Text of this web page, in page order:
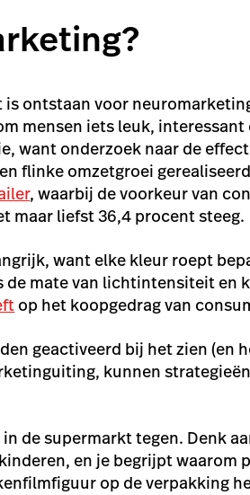
ontstaan voor
mensen iets leuk, interessant
want onderzoek naar de
flinke omzetgroei
, waarbij de voorkeur van
maar liefst 36,4 procent steeg.
want elke kleur roept
de mate van lichtintensiteit en
op het koopgedrag van
geactiveerd bij het zien (en
kunnen
de supermarkt tegen. Denk
en je begrijpt waarom
op de verpakking